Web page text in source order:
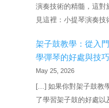
演奏技術的精髓，這對
見這裡：小提琴演奏
架子鼓教學：從入
學彈琴的好處與技巧
May 25, 2026
[…] 如果你對架子鼓教
了學習架子鼓的好處